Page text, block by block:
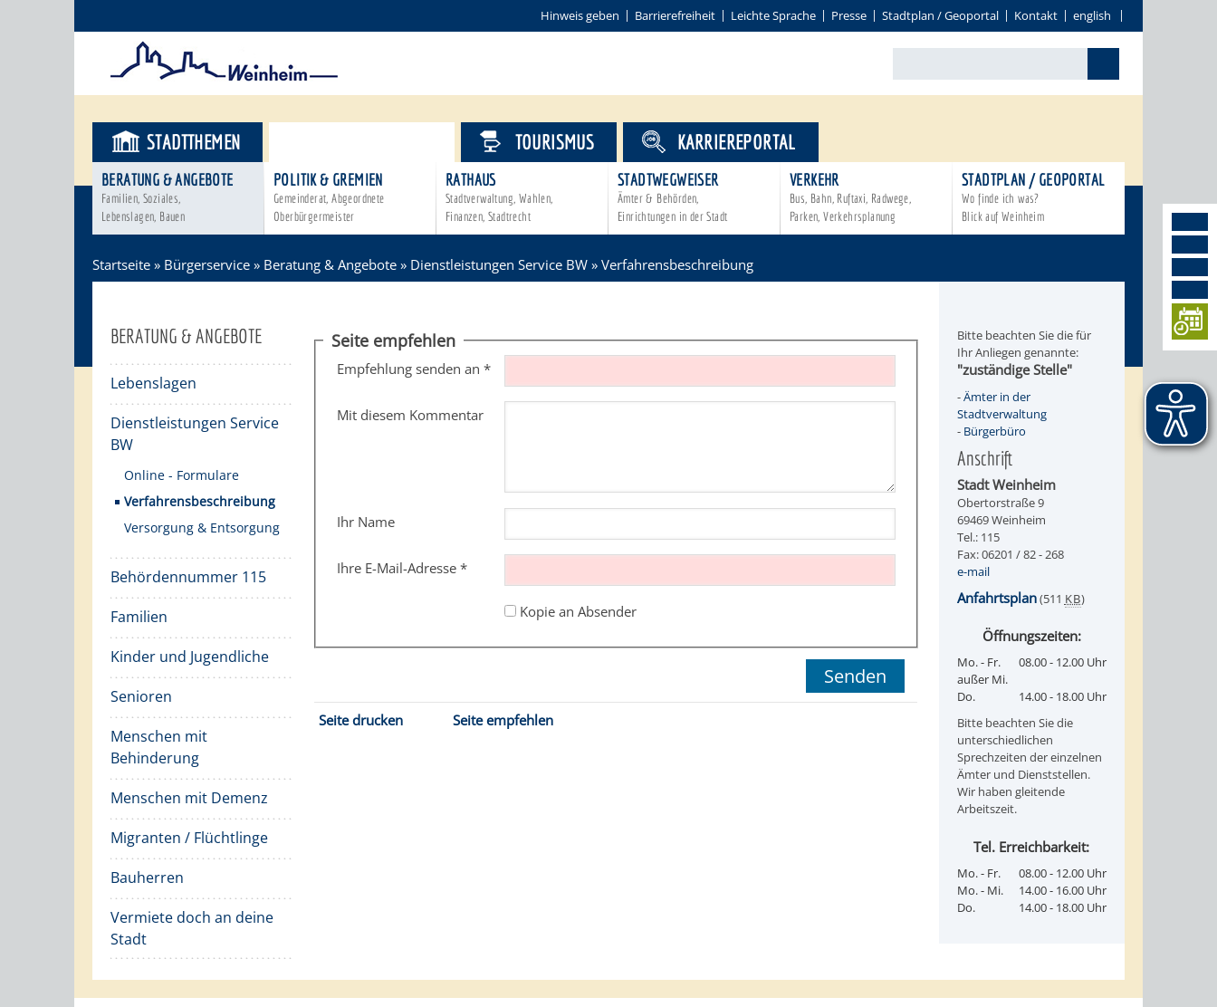
Hinweis geben Barrierefreiheit Leichte Sprache Presse Stadtplan / Geoportal Kontakt english
STADTTHEMEN
BERATUNG & ANGEBOTE
Familien, Soziales,
Lebenslagen, Bauen
POLITIK & GREMIEN
Gemeinderat, Abgeordnete
Oberbürgermeister
RATHAUS
Stadtverwaltung, Wahlen,
Finanzen, Stadtrecht
STADTWEGWEISER
Ämter & Behörden,
Einrichtungen in der Stadt
VERKEHR
Bus, Bahn, Ruftaxi, Radwege,
Parken, Verkehrsplanung
STADTPLAN / GEOPORTAL
Wo finde ich was?
Blick auf Weinheim
TOURISMUS KARRIEREPORTAL
Startseite » Bürgerservice » Beratung & Angebote » Dienstleistungen Service BW » Verfahrensbeschreibung
BERATUNG & ANGEBOTE
Lebenslagen
Dienstleistungen Service
BW
Online - Formulare
Verfahrensbeschreibung
Versorgung & Entsorgung
Behördennummer 115
Familien
Kinder und Jugendliche
Senioren
Menschen mit
Behinderung
Menschen mit Demenz
Migranten / Flüchtlinge
Bauherren
Vermiete doch an deine
Stadt
Seite empfehlen
Empfehlung senden an *
Mit diesem Kommentar
Ihr Name
Ihre E-Mail-Adresse*
Kopie an Absender
Seite drucken Seite empfehlen
Bitte beachten Sie die für
Ihr Anliegen genannte:
"zuständige Stelle"
-Ämter in der
Stadtverwaltung
- Bürgerbüro
Anschrift
Stadt Weinheim
Obertorstraße 9
69469 Weinheim
Tel.: 115
Fax: 06201 / 82 - 268
e-mail
Anfahrtsplan(511 KB)
Öffnungszeiten:
Mo. - Fr.
außer Mi.
08.00 - 12.00 Uhr
Do.
14.00 - 18.00 Uhr
Bitte beachten Sie die
unterschiedlichen
Sprechzeiten der einzelnen
Ämter und Dienststellen.
Wir haben gleitende
Arbeitszeit.
Tel. Erreichbarkeit:
Mo. - Fr.
08.00 - 12.00 Uhr
Mo. - Mi.
14.00 - 16.00 Uhr
Do.
14.00 - 18.00 Uhr